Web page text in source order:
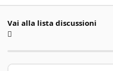
Vai alla lista discussioni